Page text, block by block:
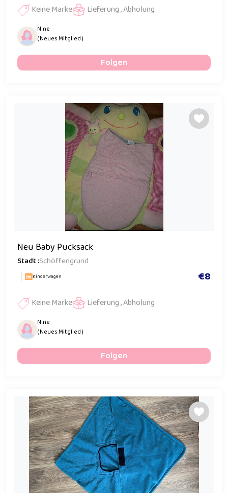
Keine Marke Lieferung , Abholung
Nine
( Neues Mitglied )
Folgen
Neu Baby Pucksack
Stadt :Schöffengrund
Kinderwagen €8
Keine Marke Lieferung , Abholung
Nine
( Neues Mitglied )
Folgen